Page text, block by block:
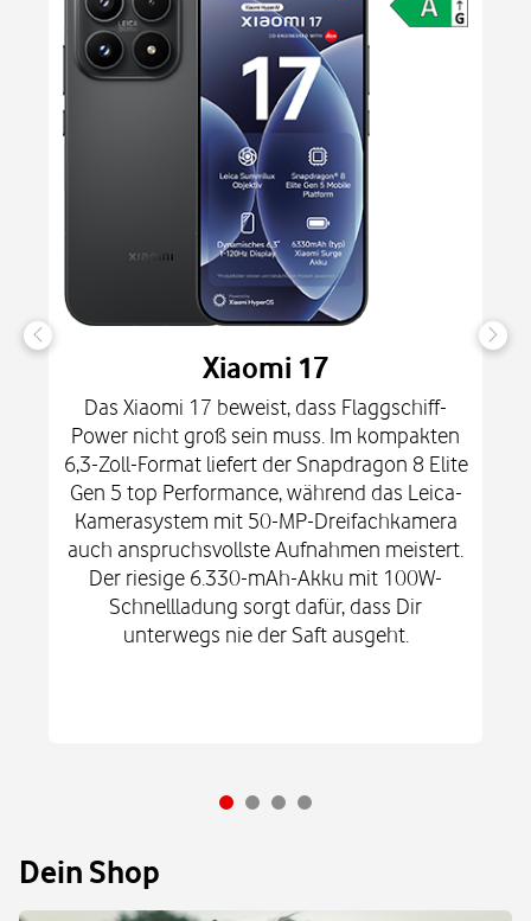
Xiaomi 17
Das Xiaomi 17 beweist, dass Flaggschiff-
Power nicht groß sein muss. Im kompakten
6,3-Zoll-Format liefert der Snapdragon 8 Elite
Gen 5 top Performance, während das Leica-
Kamerasystem mit 50-MP-Dreifachkamera
auch anspruchsvollste Aufnahmen meistert.
Der riesige 6.330-mAh-Akku mit 100W-
Schnellladung sorgt dafür, dass Dir
unterwegs nie der Saft ausgeht.
Dein Shop